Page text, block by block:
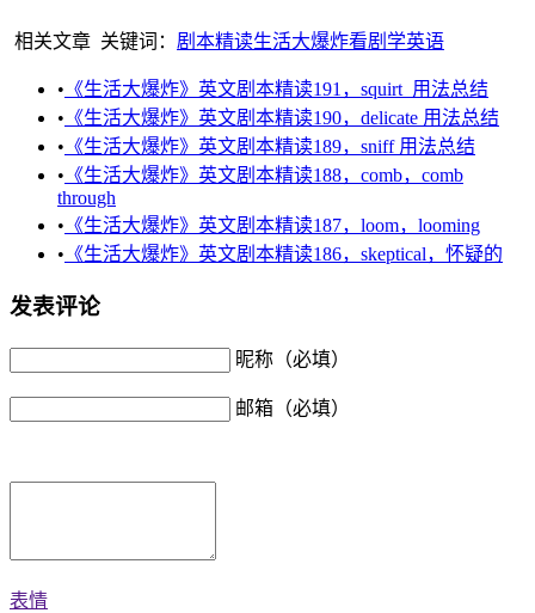
相关文章 关键词： 剧本精读生活大爆炸看剧学英语
• 《生活大爆炸》英文剧本精读191，squirt 用法总结
• 《生活大爆炸》英文剧本精读190，delicate 用法总结
• 《生活大爆炸》英文剧本精读189，sniff 用法总结
• 《生活大爆炸》英文剧本精读188，comb，comb
through
• 《生活大爆炸》英文剧本精读187，loom，looming
• 《生活大爆炸》英文剧本精读186，skeptical，怀疑的
发表评论
昵称（必填）
邮箱（必填）
表情